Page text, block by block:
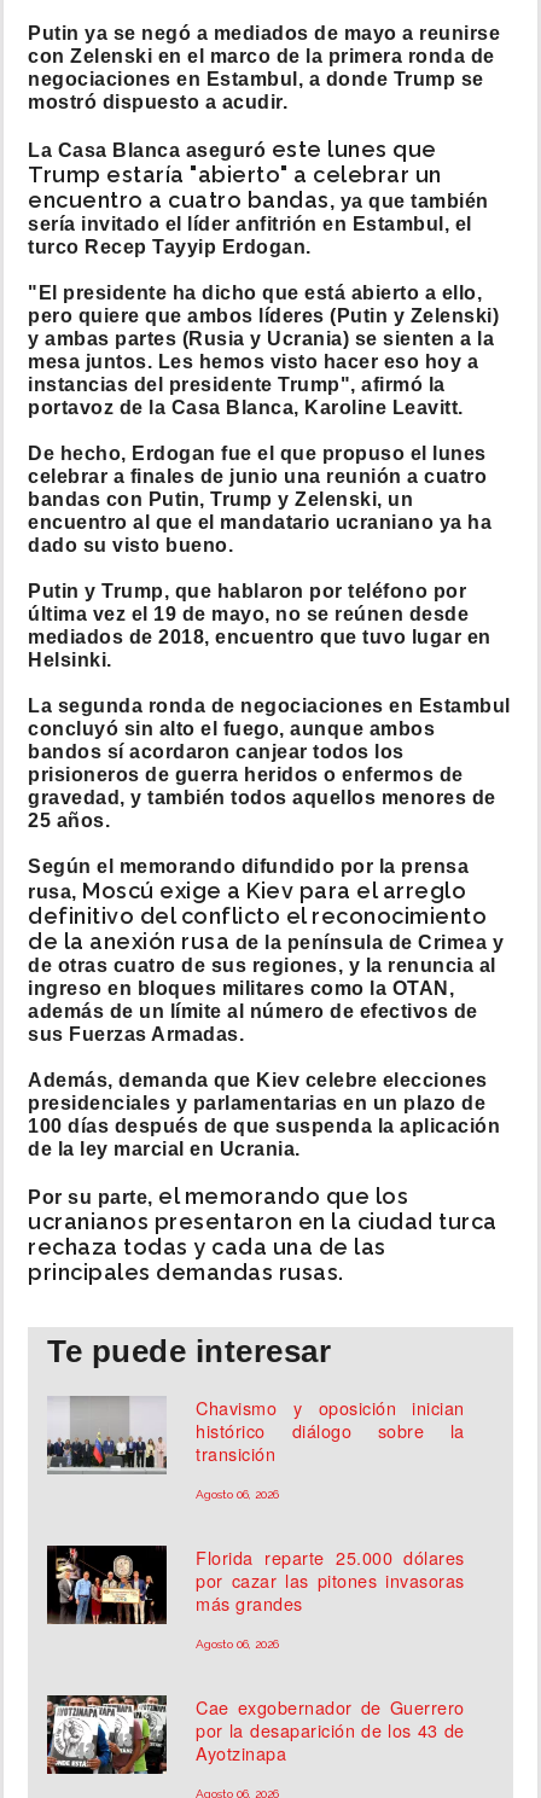
Putin ya se negó a mediados de mayo a reunirse
con Zelenski en el marco de la primera ronda de
negociaciones en Estambul, a donde Trump se
mostró dispuesto a acudir.
La Casa Blanca aseguró este lunes que
Trump estaría "abierto" a celebrar un
encuentro a cuatro bandas, ya que también
sería invitado el líder anfitrión en Estambul, el
turco Recep Tayyip Erdogan.
"El presidente ha dicho que está abierto a ello,
pero quiere que ambos líderes (Putin y Zelenski)
y ambas partes (Rusia y Ucrania) se sienten a la
mesa juntos. Les hemos visto hacer eso hoy a
instancias del presidente Trump", afirmó la
portavoz de la Casa Blanca, Karoline Leavitt.
De hecho, Erdogan fue el que propuso el lunes
celebrar a finales de junio una reunión a cuatro
bandas con Putin, Trump y Zelenski, un
encuentro al que el mandatario ucraniano ya ha
dado su visto bueno.
Putin y Trump, que hablaron por teléfono por
última vez el 19 de mayo, no se reúnen desde
mediados de 2018, encuentro que tuvo lugar en
Helsinki.
La segunda ronda de negociaciones en Estambul
concluyó sin alto el fuego, aunque ambos
bandos sí acordaron canjear todos los
prisioneros de guerra heridos o enfermos de
gravedad, y también todos aquellos menores de
25 años.
Según el memorando difundido por la prensa
rusa, Moscú exige a Kiev para el arreglo
definitivo del conflicto el reconocimiento
de la anexión rusa de la península de Crimea y
de otras cuatro de sus regiones, y la renuncia al
ingreso en bloques militares como la OTAN,
además de un límite al número de efectivos de
sus Fuerzas Armadas.
Además, demanda que Kiev celebre elecciones
presidenciales y parlamentarias en un plazo de
100 días después de que suspenda la aplicación
de la ley marcial en Ucrania.
Por su parte, el memorando que los
ucranianos presentaron en la ciudad turca
rechaza todas y cada una de las
principales demandas rusas.
Te puede interesar
Chavismo y oposición inician
histórico diálogo sobre la
transición
Agosto 06, 2026
Florida reparte 25.000 dólares
por cazar las pitones invasoras
más grandes
Agosto 06, 2026
Cae exgobernador de Guerrero
por la desaparición de los 43 de
Ayotzinapa
Agosto 06, 2026